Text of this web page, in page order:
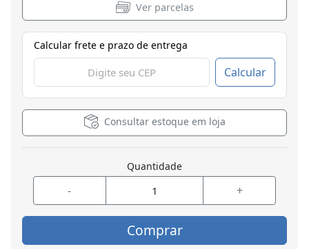
Ver parcelas
Calcular frete e prazo de entrega
Calcular
Consultar estoque em loja
Quantidade
- +
Comprar